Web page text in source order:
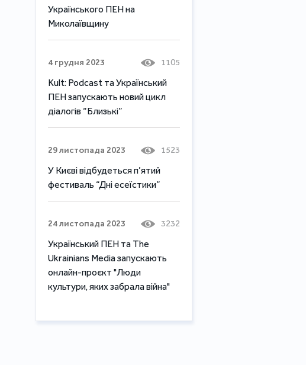
Українського ПЕН на
Миколаївщину
4 грудня 2023 1105
Kult: Podcast та Український
ПЕН запускають новий цикл
діалогів “Близькі”
29 листопада 2023 1523
У Києві відбудеться п’ятий
фестиваль “Дні есеїстики”
24 листопада 2023 3232
Український ПЕН та The
Ukrainians Media запускають
онлайн-проєкт "Люди
культури, яких забрала війна"